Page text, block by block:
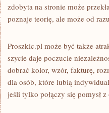
zdobyta na stronie może
poznaje teorię, ale może od
Proszkic.pl może być także
szycie daje poczucie
dobrać kolor, wzór, fakturę,
dla osób, które lubią
jeśli tylko połączy się pomysł